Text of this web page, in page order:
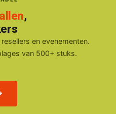
,
en evenementen.
van 500+ stuks.